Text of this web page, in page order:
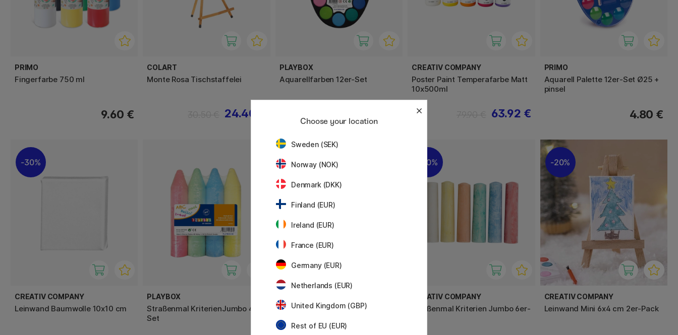
PRIMO
Fingerfarbe 750 ml
9.60 €
COLART
Monte Rosa Tischstaffelei
24.40 €
PLAYBOX
Aquarellfarben 12er-Set
CREATIV COMPANY
Poster Paint Temperafarbe Matt
10x500ml
63.92 €
PRIMO
Aquarell Palette 12er-Set Ø25 +
pinsel
4.80 €
30%
CREATIV COMPANY
Leinwand Baumwolle 10x10 cm
PLAYBOX
Straßenmal KriterienJumbo 4er-
Set
Farbpalette Aquarell 12 Farben
30%
CREATIV COMPANY
Straßenmal Kriterien Jumbo 6er-
20%
CREATIV COMPANY
Leinwand Mini 6x4 cm 2er-Pack
Choose your location
Sweden (SEK)
Norway (NOK)
Denmark (DKK)
Finland (EUR)
Ireland (EUR)
France (EUR)
Germany (EUR)
Netherlands (EUR)
United Kingdom (GBP)
Rest of EU (EUR)